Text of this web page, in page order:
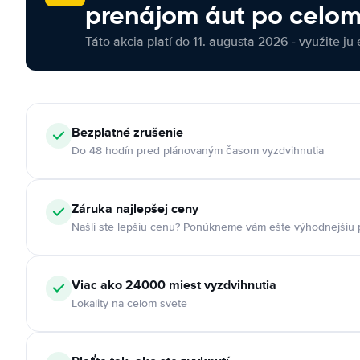
prenájom áut po
Táto akcia platí do 11. augusta 2026 - využite ju
Bezplatné zrušenie
Do 48 hodín pred plánovaným časom vyzdvihnutia
Záruka najlepšej ceny
Našli ste lepšiu cenu? Ponúkneme vám ešte výhodnejšiu
Viac ako 24000 miest vyzdvihnutia
Lokality na celom svete